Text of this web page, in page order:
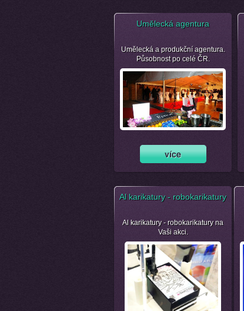
Umělecká agentura
Umělecká a produkční agentura.
Působnost po celé ČR.
Al karikatury - robokarikatury
Al karikatury - robokarikatury na
Vaši akci.